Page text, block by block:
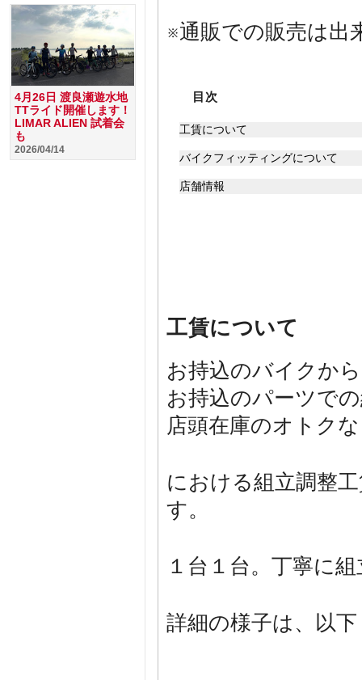
※通販での販売は出
目次
工賃について
バイクフィッティングについて
店舗情報
工賃について
お持込のバイクか
お持込のパーツで
店頭在庫のオトク
における組立調整
す。
１台１台。丁寧に
詳細の様子は、以
4月26日 渡良瀬遊水地
TTライド開催します！
LIMAR ALIEN 試着会
も
2026/04/14